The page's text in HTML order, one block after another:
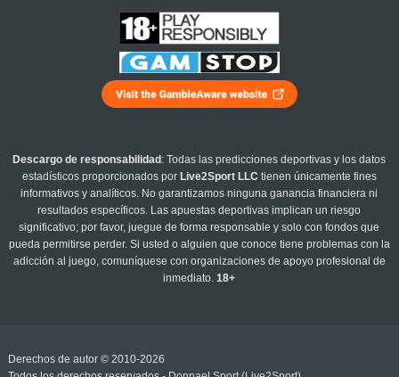
Descargo de responsabilidad : Todas las predicciones deportivas y los datos
estadísticos proporcionados por Live2Sport LLC tienen únicamente fines
informativos y analíticos. No garantizamos ninguna ganancia financiera ni
resultados específicos. Las apuestas deportivas implican un riesgo
significativo; por favor, juegue de forma responsable y solo con fondos que
pueda permitirse perder. Si usted o alguien que conoce tiene problemas con la
adicción al juego, comuníquese con organizaciones de apoyo profesional de
inmediato.18+
Derechos de autor © 2010-2026